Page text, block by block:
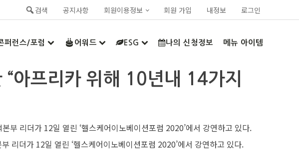
검색 공지사항 회원이용정보 회원 가입 내정보 로그인
퍼런스/포럼 어워드 ESG 나의 신청정보 메뉴 아이템
아프리카 위해 10년내 14가지
리더가 12일 열린 ‘헬스케어이노베이션포럼 2020’에서 강연하고 있다.